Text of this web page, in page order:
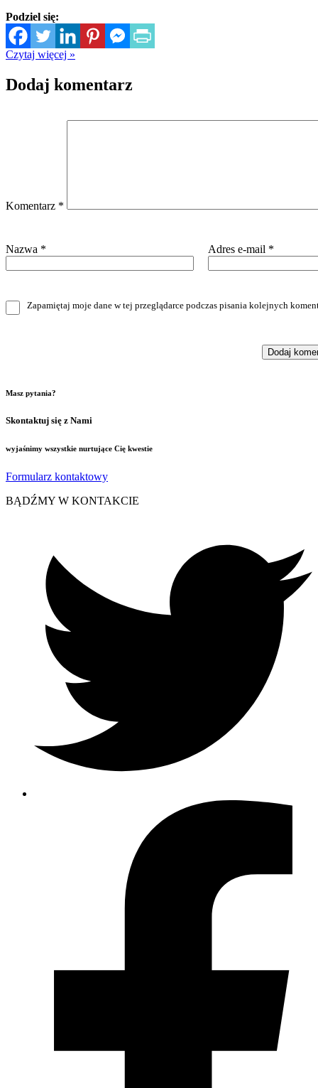
Podziel się:
Czytaj więcej »
Dodaj komentarz
Komentarz *
Nazwa * Adres e-mail *
Zapamiętaj moje dane w tej przeglądarce podczas pisania kolejnych
Masz pytania?
Skontaktuj się z Nami
wyjaśnimy wszystkie nurtujące Cię kwestie
Formularz kontaktowy
BĄDŹMY W KONTAKCIE